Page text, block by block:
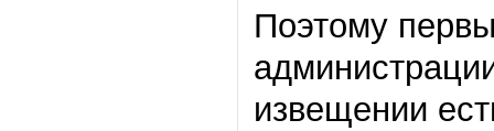
Поэтому
извещении